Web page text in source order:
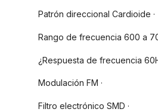
Patrón direccional Cardioide ·
Rango de frecuencia 600 a
¿Respuesta de frecuencia
Modulación FM ·
Filtro electrónico SMD ·